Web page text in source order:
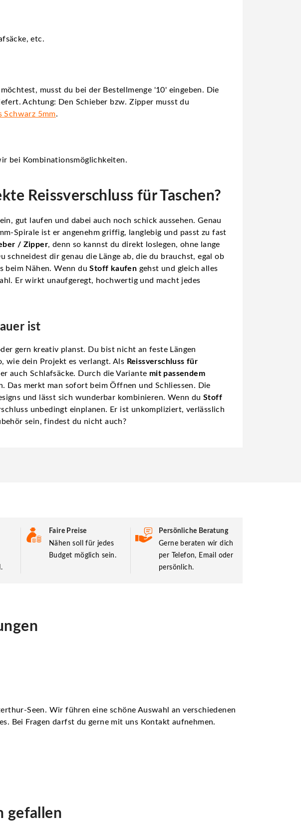
etc.
musst du bei der Bestellmenge '10' eingeben. Die
Achtung: Den Schieber bzw. Zipper musst du
Schwarz 5mm.
bei Kombinationsmöglichkeiten.
Reissverschluss für Taschen?
gut laufen und dabei auch noch schick aussehen. Genau
Spirale ist er angenehm griffig, langlebig und passt zu fast
/ Zipper, denn so kannst du direkt loslegen, ohne lange
schneidest dir genau die Länge ab, die du brauchst, egal ob
beim Nähen. Wenn duStoff kaufen gehst und gleich alles
Er wirkt unaufgeregt, hochwertig und macht jedes
ist
gern kreativ planst. Du bist nicht an feste Längen
wie dein Projekt es verlangt. Als Reissverschluss für
auch Schlafsäcke. Durch die Variante mit passendem
Das merkt man sofort beim Öffnen und Schliessen. Die
und lässt sich wunderbar kombinieren. Wenn duStoff
unbedingt einplanen. Er ist unkompliziert, verlässlich
sein, findest du nicht auch?
Faire Preise
Nähen soll für jedes
Budget möglich sein.
Persönliche Beratung
Gerne beraten wir dich
per Telefon, Email oder
persönlich.
Seen. Wir führen eine schöne Auswahl an verschiedenen
Bei Fragen darfst du gerne mit uns Kontakt aufnehmen.
gefallen